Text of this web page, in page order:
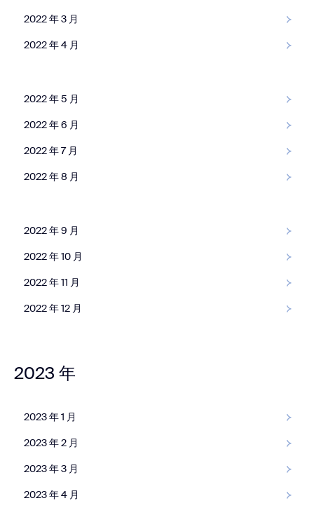
2022 年 3 月
2022 年 4 月
2022 年 5 月
2022 年 6 月
2022 年 7 月
2022 年 8 月
2022 年 9 月
2022 年 10 月
2022 年 11 月
2022 年 12 月
2023 年
2023 年 1 月
2023 年 2 月
2023 年 3 月
2023 年 4 月